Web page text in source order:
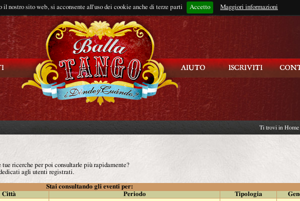
il nostro sito web, si acconsente all'uso dei cookie anche di terze parti Accetto Maggiori informazioni
Rimani connesso?
Ti trovi in Home
ricerche per poi consultarle più rapidamente?
agli utenti registrati.
Stai consultando gli eventi per:
Città Periodo Tipologia